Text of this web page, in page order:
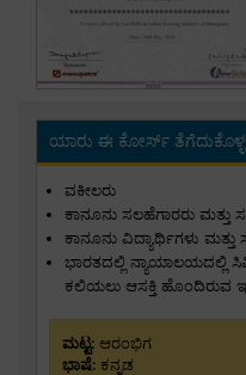
ಯಾರು ಈ ಕೋರ್ಸ್
ವಕೀಲರು
ಕಾನೂನು ಸಲಹೆಗಾರರು ಮತ್ತು
ಕಾನೂನು ವಿದ್ಯಾರ್ಥಿಗಳು ಮತ್ತು
ಭಾರತದಲ್ಲಿ ನ್ಯಾಯಾಲಯದಲ್ಲಿ
ಕಲಿಯಲು ಆಸಕ್ತಿ ಹೊಂದಿರುವ
ಮಟ್ಟ:ಆರಂಭಿಗ
ಭಾಷೆ:ಕನ್ನಡ